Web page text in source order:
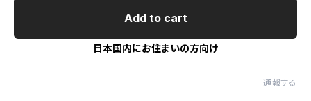
Add to cart
日本国内にお住まいの方向け
通報する